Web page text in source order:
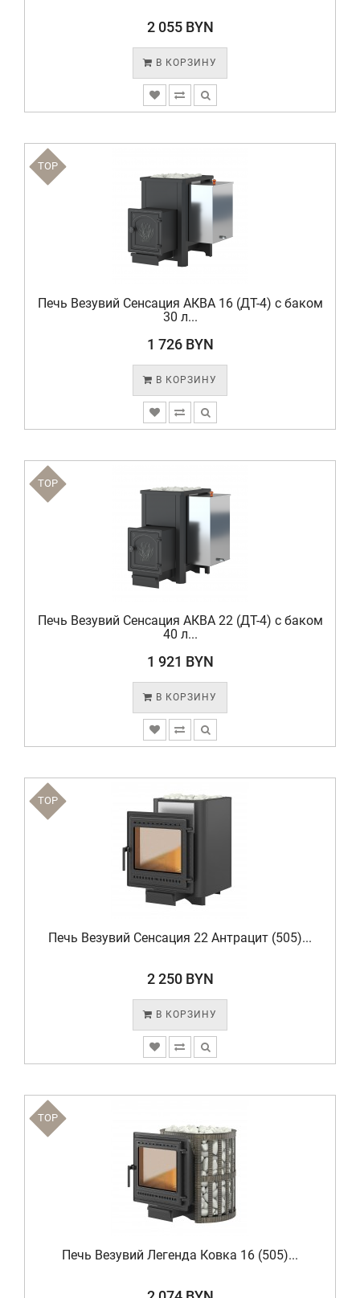
2 055 BYN
В КОРЗИНУ
TOP
Печь Везувий Сенсация АКВА 16 (ДТ-4) с баком
30 л...
1 726 BYN
В КОРЗИНУ
TOP
Печь Везувий Сенсация АКВА 22 (ДТ-4) с баком
40 л...
1 921 BYN
В КОРЗИНУ
TOP
Печь Везувий Сенсация 22 Антрацит (505)...
2 250 BYN
В КОРЗИНУ
TOP
Печь Везувий Легенда Ковка 16 (505)...